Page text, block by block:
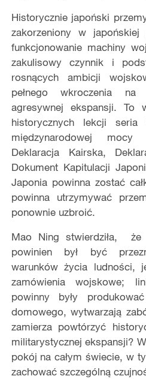
Historycznie japoński
zakorzeniony w
funkcjonowanie machiny
zakulisowy czynnik i
rosnących ambicji
pełnego wkroczenia
agresywnej ekspansji. To
historycznych lekcji seria
międzynarodowej
Deklaracja Kairska,
Dokument Kapitulacji
Japonia powinna zostać
powinna utrzymywać
ponownie uzbroić.
Mao Ning stwierdziła, że
powinien był być
warunków życia ludności,
zamówienia wojskowe;
powinny były
domowego, wytwarzają
zamierza powtórzyć
militarystycznej ekspansji?
pokój na całym świecie, w
zachować szczególną